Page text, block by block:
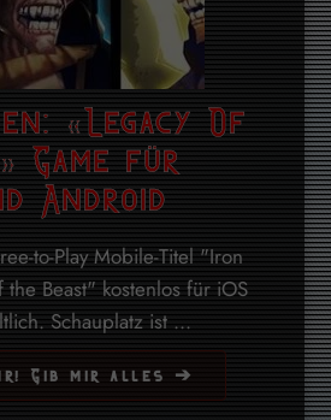
«Legacy Of
Game für
Android
to-Play Mobile-Titel "Iron
Beast" kostenlos für iOS
Schauplatz ist ...
Gib mir alles ➔